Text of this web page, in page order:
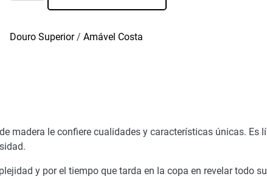
Oporto
Douro Superior/ Amável Costa
madera le confiere cualidades y características únicas. Es
y por el tiempo que tarda en la copa en revelar todo